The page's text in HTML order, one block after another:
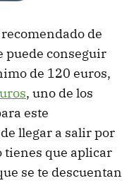
de
puede conseguir
de 120 euros,
, uno de los
este
llegar a salir por
tienes que aplicar
se te descuentan